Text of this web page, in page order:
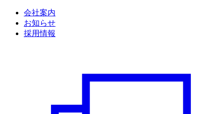
会社案内
お知らせ
採用情報